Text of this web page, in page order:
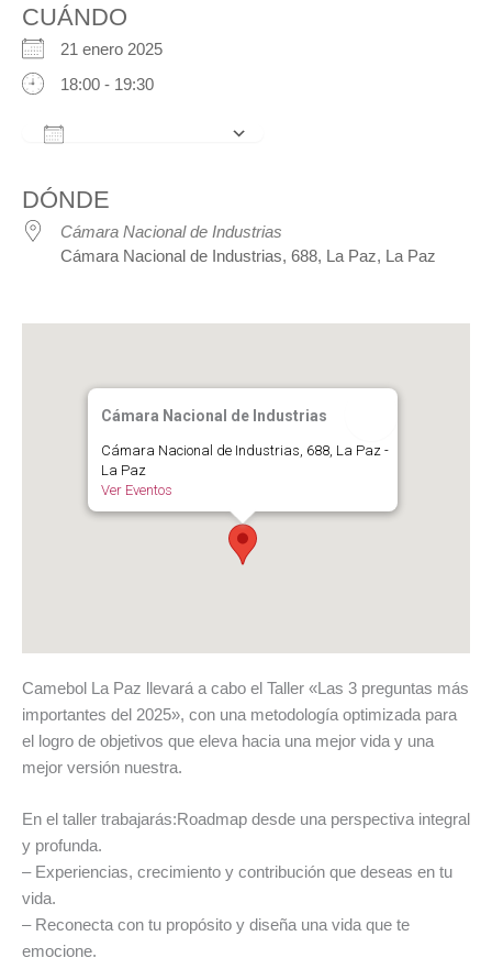
CUÁNDO
21 enero 2025
18:00 - 19:30
DÓNDE
Cámara Nacional de Industrias
Cámara Nacional de Industrias, 688, La Paz, La Paz
Cámara Nacional de Industrias
Cámara Nacional de Industrias, 688, La Paz -
La Paz
Ver Eventos
Camebol La Paz llevará a cabo el Taller «Las 3 preguntas más
importantes del 2025», con una metodología optimizada para
el logro de objetivos que eleva hacia una mejor vida y una
mejor versión nuestra.
En el taller trabajarás:Roadmap desde una perspectiva integral
y profunda.
– Experiencias, crecimiento y contribución que deseas en tu
vida.
– Reconecta con tu propósito y diseña una vida que te
emocione.